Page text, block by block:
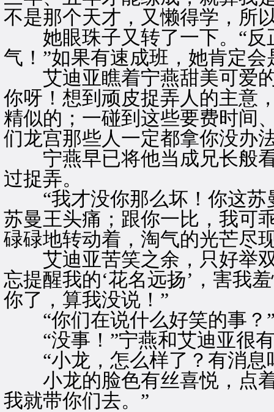
不是那个天才，又懒得学，所
她眼珠子又转了一下。“反
气！”如果有速成班，她肯定
艾迪亚瞧着宁燕甜美可爱的
你呀！想到顽皮捉弄人的主意
精似的；一碰到这些要费时间
们龙宫那些人一定都拿你没
宁燕早已将他当成兄长般看
过捉弄。
“我才没你那么坏！你这苏
苏曼王头痛；跟你一比，我可
碌碌地转动着，淘气的光芒尽
艾迪亚苦笑之余，只好举双
忘提醒我的‘花名远扬’，害
你了，算我没说！”
“你们在说什么好笑的事？”
“没事！”宁燕和艾迪亚很有
“小龙，怎么样了？有消息
小龙的脸色有丝喜悦，点着
我就带你们去。”